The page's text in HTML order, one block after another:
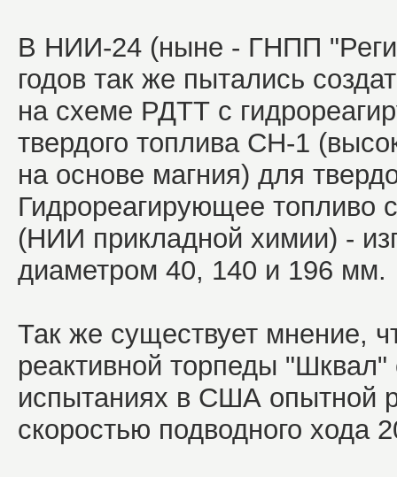
В НИИ-24 (ныне - ГНПП
годов так же пытались
на схеме РДТТ с
твердого топлива СН-1
на основе магния) для
Гидрореагирующее топливо
(НИИ прикладной химии) -
диаметром 40, 140 и 196 мм.
Так же существует мнение,
реактивной торпеды
испытаниях в США опытной
скоростью подводного хода